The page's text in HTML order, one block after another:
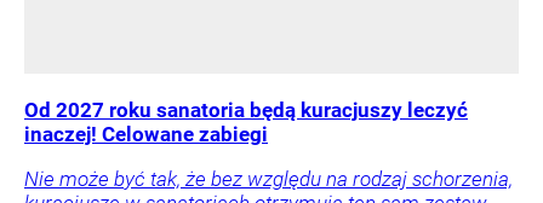
Od 2027 roku sanatoria będą kuracjuszy leczyć
inaczej! Celowane zabiegi
Nie może być tak, że bez względu na rodzaj schorzenia,